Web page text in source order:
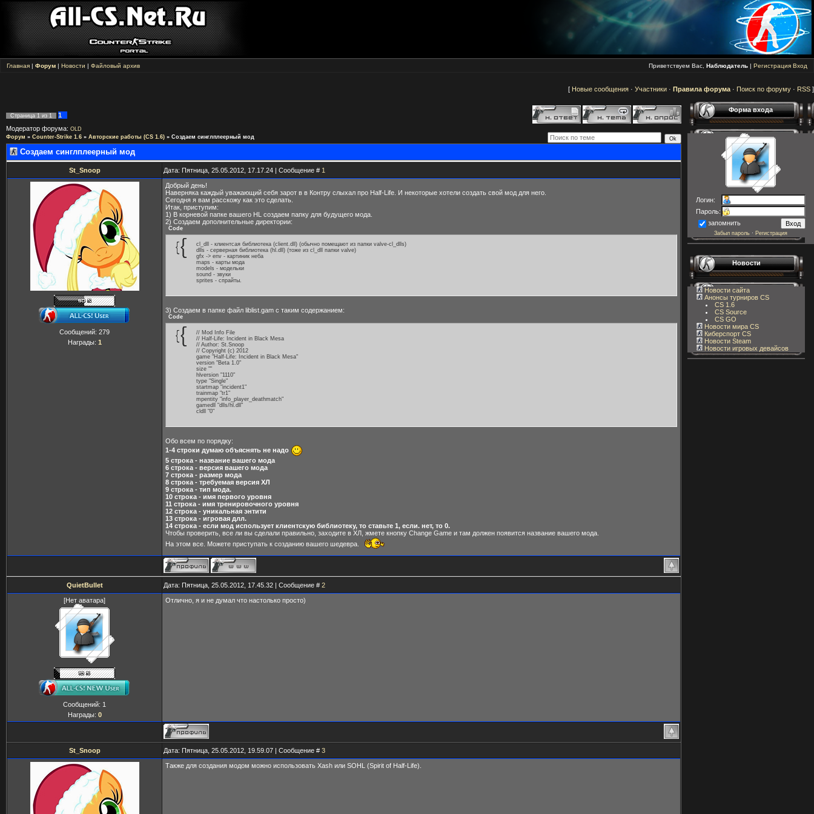
Главная | Форум | Новости | Файловый архив Приветствуем Вас, Наблюдатель | Регистрация Вход
[ Новые сообщения · Участники · Правила форума · Поиск по форуму · RSS ]
Страница 1 из 1
1
Модератор форума: OLD
Форум » Counter-Strike 1.6 » Авторские работы (CS 1.6) » Создаем синглплеерный мод
Создаем синглплеерный мод
St_Snoop Дата: Пятница, 25.05.2012, 17.17.24 | Сообщение # 1
Сообщений: 279
Награды: 1
Добрый день!
Наверняка каждый уважающий себя зарот в в Контру слыхал про Half-Life. И некоторые хотели создать свой мод для него.
Сегодня я вам расскожу как это сделать.
Итак, приступим:
1) В корневой папке вашего HL создаем папку для будущего мода.
2) Создаем дополнительные директории:
Code
cl_dll - клиентсая библиотека (client.dll) (обычно помещают из папки valve-cl_dlls)
dlls - серверная библиотека (hl.dll) (тоже из cl_dll папки valve)
gfx -> env - картиник неба
maps - карты мода
models - модельки
sound - звуки
sprites - спрайты.
3) Создаем в папке файл liblist.gam с таким содержанием:
Code
// Mod Info File
// Half-Life: Incident in Black Mesa
// Author: St.Snoop
// Copyright (c) 2012
game "Half-Life: Incident in Black Mesa"
version "Beta 1.0"
size ""
hlversion "1110"
type "Single"
startmap "incident1"
trainmap "tr1"
mpentity "info_player_deathmatch"
gamedll "dlls/hl.dll"
cldll "0"
Обо всем по порядку:
1-4 строки думаю объяснять не надо
5 строка - название вашего мода
6 строка - версия вашего мода
7 строка - размер мода
8 строка - требуемая версия ХЛ
9 строка - тип мода.
10 строка - имя первого уровня
11 строка - имя тренировочного уровня
12 строка - уникальная энтити
13 строка - игровая длл.
14 строка - если мод использует клиентскую библиотеку, то ставьте 1, если. нет, то 0.
Чтобы проверить, все ли вы сделали правильно, заходите в ХЛ, жмете кнопку Change Game и там должен появится название вашего мода.
На этом все. Можете приступать к созданию вашего шедевра.
QuietBullet Дата: Пятница, 25.05.2012, 17.45.32 | Сообщение # 2
[Нет аватара]
Сообщений: 1
Награды: 0
Отлично, я и не думал что настолько просто)
St_Snoop Дата: Пятница, 25.05.2012, 19.59.07 | Сообщение # 3
Также для создания модом можно использовать Xash или SOHL (Spirit of Half-Life).
Форма входа
Логин:
Пароль:
запомнить
Забыл пароль · Регистрация
Новости
Новости сайта
Анонсы турниров CS
CS 1.6
CS Source
CS GO
Новости мира CS
Киберспорт CS
Новости Steam
Новости игровых девайсов